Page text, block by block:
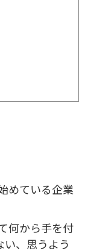
めている企業
何から手を付
、思うよう